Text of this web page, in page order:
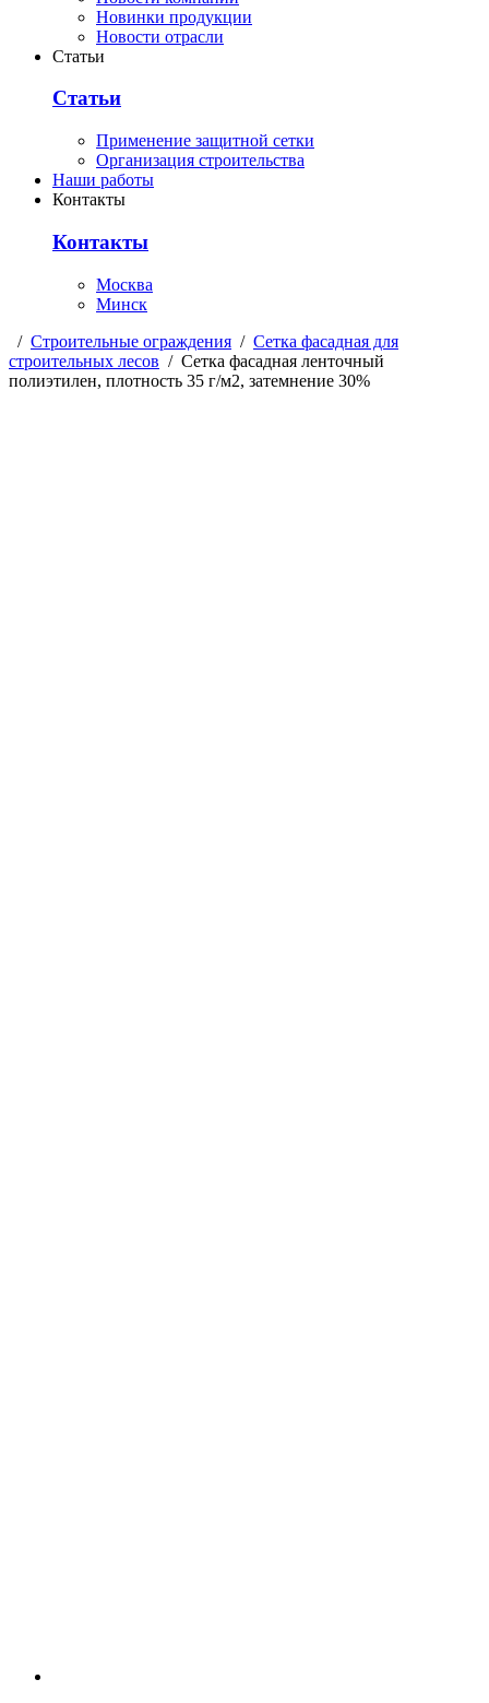
Новинки продукции
Новости отрасли
Статьи
Статьи
Применение защитной сетки
Организация строительства
Наши работы
Контакты
Контакты
Москва
Минск
/ Строительные ограждения / Сетка фасадная для
строительных лесов / Сетка фасадная ленточный
полиэтилен, плотность 35 г/м2, затемнение 30%